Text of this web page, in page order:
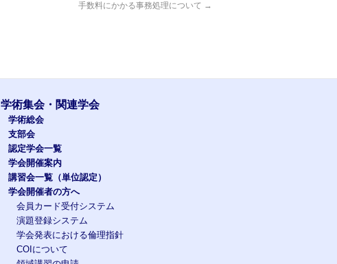
手数料にかかる事務処理について →
学術集会・関連学会
学術総会
支部会
認定学会一覧
学会開催案内
講習会一覧（単位認定）
学会開催者の方へ
会員カード受付システム
演題登録システム
学会発表における倫理指針
COIについて